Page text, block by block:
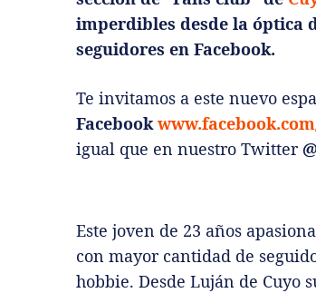
imperdibles desde la óptica
seguidores en Facebook.
Te invitamos a este nuevo
Facebook
igual que en nuestro Twitter
Este joven de 23 años
con mayor cantidad de
hobbie. Desde Luján de Cuyo